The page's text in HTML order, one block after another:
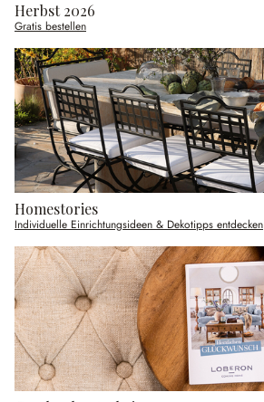
Herbst 2026
Gratis bestellen
Homestories
Individuelle Einrichtungsideen & Dekotipps entdecken